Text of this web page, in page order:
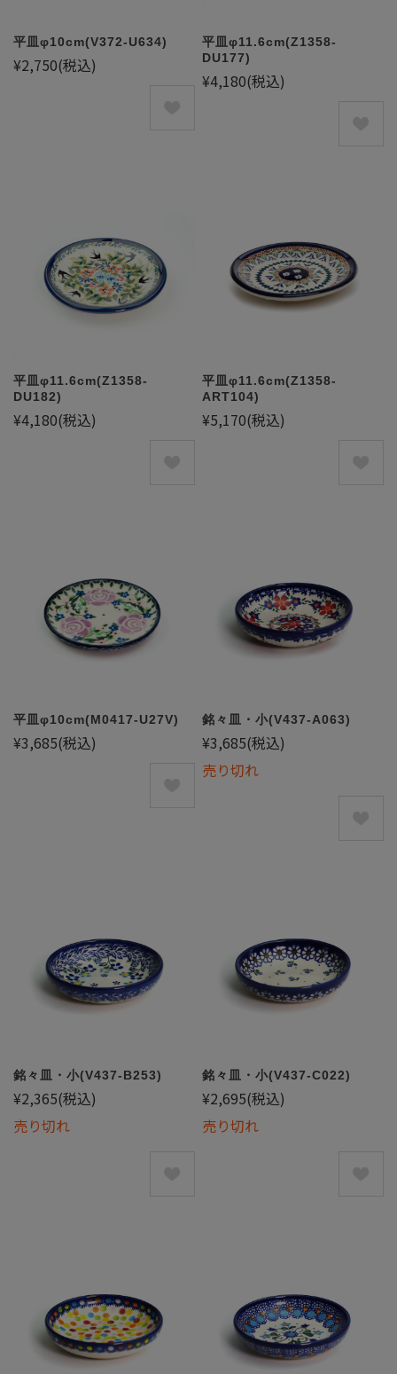
平皿φ10cm(V372-U634)
¥2,750(税込)
平皿φ11.6cm(Z1358-
DU177)
¥4,180(税込)
平皿φ11.6cm(Z1358-
DU182)
¥4,180(税込)
平皿φ11.6cm(Z1358-
ART104)
¥5,170(税込)
平皿φ10cm(M0417-U27V)
¥3,685(税込)
銘々皿・小(V437-A063)
¥3,685(税込)
売り切れ
銘々皿・小(V437-B253)
¥2,365(税込)
売り切れ
銘々皿・小(V437-C022)
¥2,695(税込)
売り切れ